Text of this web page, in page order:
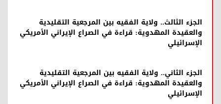
الجزء الثالث.. ولاية الفقيه بين المرجعية التقليدية
والعقيدة المهدوية: قراءة في الصراع الإيراني الأمريكي
الإسرائيلي
الجزء الثاني.. ولاية الفقيه بين المرجعية التقليدية
والعقيدة المهدوية: قراءة في الصراع الإيراني الأمريكي
الإسرائيلي